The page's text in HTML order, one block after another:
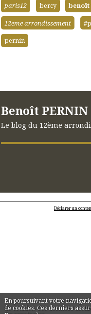
En poursuivant votre
de cookies. Ces derniers
paris12 bercy
12eme arrondissement
pernin
Benoît PERNIN
Le blog du 12ème
Déclarer un